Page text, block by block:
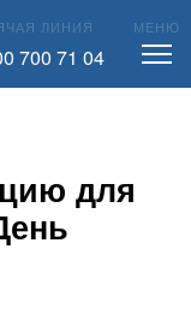
ЛИНИЯ
700 71 04
МЕНЮ
для